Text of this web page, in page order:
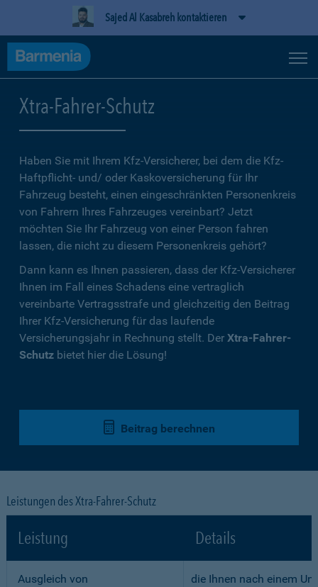
Sajed Al Kasabreh kontaktieren
Xtra-Fahrer-Schutz
Haben Sie mit Ihrem Kfz-Versicherer, bei dem die Kfz-
Haftpflicht- und/ oder Kaskoversicherung für Ihr
Fahrzeug besteht, einen eingeschränkten Personenkreis
von Fahrern Ihres Fahrzeuges vereinbart? Jetzt
möchten Sie Ihr Fahrzeug von einer Person fahren
lassen, die nicht zu diesem Personenkreis gehört?
Dann kann es Ihnen passieren, dass der Kfz-Versicherer
Ihnen im Fall eines Schadens eine vertraglich
vereinbarte Vertragsstrafe und gleichzeitig den Beitrag
Ihrer Kfz-Versicherung für das laufende
Versicherungsjahr in Rechnung stellt. Der Xtra-Fahrer-
Schutz bietet hier die Lösung!
Beitrag berechnen
Leistungen des Xtra-Fahrer-Schutz
Leistung Details
Ausgleich von
die Ihnen nach einem